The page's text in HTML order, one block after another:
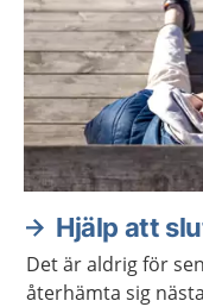
Hjälp att
Det är aldrig för
återhämta sig